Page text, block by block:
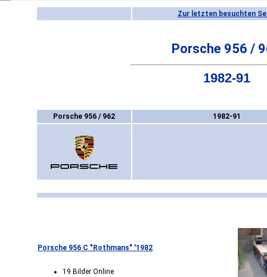
Zur letzten besuchten
Porsche 956 /
1982-91
Porsche 956 / 962 1982-91
Porsche 956 C "Rothmans" '1982
19 Bilder Online